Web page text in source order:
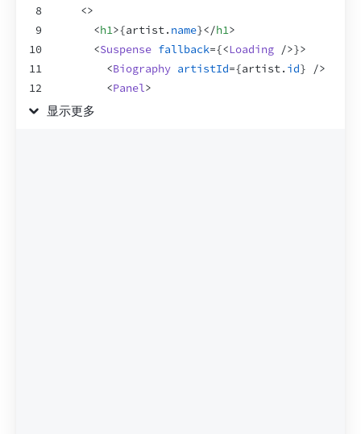
8
9
10
11
12
13
<>
<h1>{artist. name}</h1>
<Suspense fallback={<Loading />}>
<Biography artistId={artist. id}
/>
<Panel>
显示更多